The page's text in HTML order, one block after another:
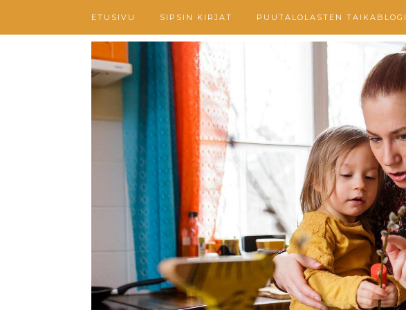
ETUSIVU SIPSIN KIRJAT PUUTALOLASTEN TAIKABLOGI